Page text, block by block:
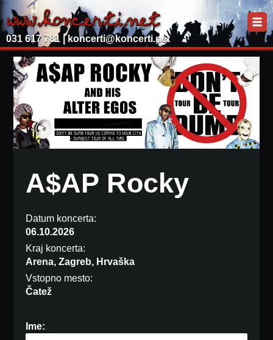
031 617 781 | koncerti@koncerti.net
A$AP Rocky
Datum koncerta:
06.10.2026
Kraj koncerta:
Arena, Zagreb, Hrvaška
Vstopno mesto:
Čatež
Ime: